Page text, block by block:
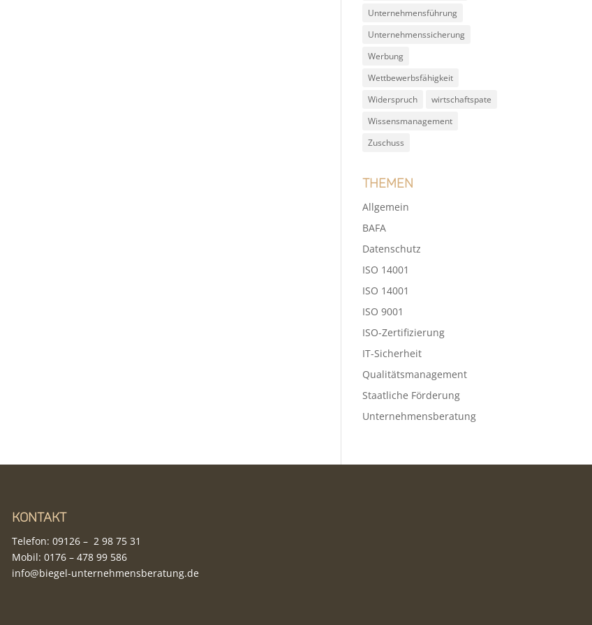
Unternehmensführung
Unternehmenssicherung
Werbung
Wettbewerbsfähigkeit
Widerspruch
wirtschaftspate
Wissensmanagement
Zuschuss
Themen
Allgemein
BAFA
Datenschutz
ISO 14001
ISO 14001
ISO 9001
ISO-Zertifizierung
IT-Sicherheit
Qualitätsmanagement
Staatliche Förderung
Unternehmensberatung
Kontakt
Telefon: 09126 – 2 98 75 31
Mobil: 0176 – 478 99 586
info@biegel-unternehmensberatung.de